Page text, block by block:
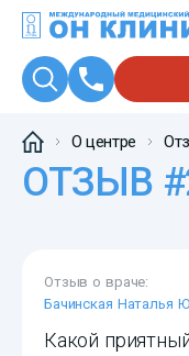
О центре
ОТЗЫВ
Отзыв о враче:
Бачинская Наталья
Какой